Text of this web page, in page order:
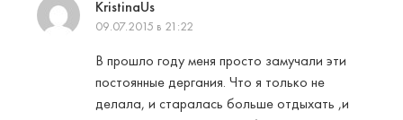
KristinaUs
09.07.2015 в 21:22
В прошло году меня просто замучали эти
постоянные дергания. Что я только не
делала, и старалась больше отдыхать ,и